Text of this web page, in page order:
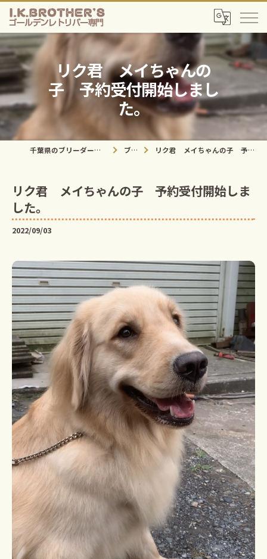
リク君 メイちゃんの
子 予約受付開始しまし
た。
千葉県のブリーダーならI.K.Brother's ブログ リク君 メイちゃんの子 予約受付開始しました。
リク君 メイちゃんの子 予約受付開始しま
した。
2022/09/03